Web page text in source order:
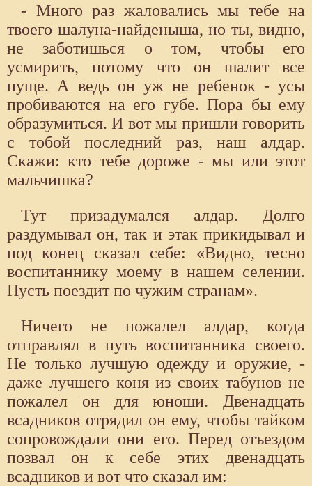
- Много раз жаловались мы тебе на
твоего шалуна-найденыша, но ты, видно,
не заботишься о том, чтобы его
усмирить, потому что он шалит все
пуще. А ведь он уж не ребенок - усы
пробиваются на его губе. Пора бы ему
образумиться. И вот мы пришли говорить
с тобой последний раз, наш алдар.
Скажи: кто тебе дороже - мы или этот
мальчишка?
Тут призадумался алдар. Долго
раздумывал он, так и этак прикидывал и
под конец сказал себе: «Видно, тесно
воспитаннику моему в нашем селении.
Пусть поездит по чужим странам».
Ничего не пожалел алдар, когда
отправлял в путь воспитанника своего.
Не только лучшую одежду и оружие, -
даже лучшего коня из своих табунов не
пожалел он для юноши. Двенадцать
всадников отрядил он ему, чтобы тайком
сопровождали они его. Перед отъездом
позвал он к себе этих двенадцать
всадников и вот что сказал им: